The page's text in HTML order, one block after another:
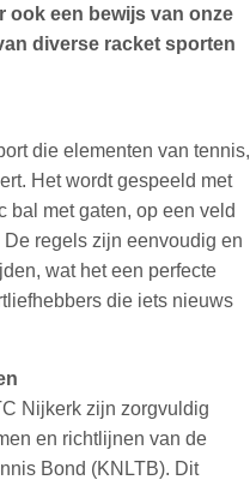
ook een bewijs van onze
diverse racket sporten
die elementen van tennis,
Het wordt gespeeld met
bal met gaten, op een veld
regels zijn eenvoudig en
wat het een perfecte
die iets nieuws
Nijkerk zijn zorgvuldig
en richtlijnen van de
Bond (KNLTB). Dit